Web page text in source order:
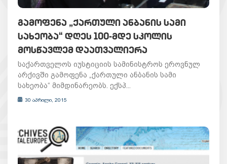
ᲒᲐᲛᲝᲤᲔᲜᲐ „ᲥᲐᲠᲗᲣᲚᲘ ᲐᲜᲑᲐᲜᲘᲡ ᲡᲐᲛᲘ
ᲡᲐᲮᲔᲝᲑᲐ“ ᲓᲦᲔᲡ 100-ᲛᲓᲔ ᲡᲙᲝᲚᲘᲡ
ᲛᲝᲡᲬᲐᲕᲚᲔᲛ ᲓᲐᲐᲗᲕᲐᲚᲘᲔᲠᲐ
საქართველოს იუსტიციის სამინისტროს ეროვნულ
არქივში გამოფენა „ქართული ანბანის სამი
სახეობა“ მიმდინარეობს. ექსპ...
30 აპრილი, 2015